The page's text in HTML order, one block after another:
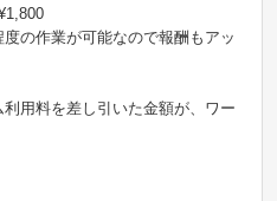
度の作業が可能なので報酬もアッ
用料を差し引いた金額が、ワー